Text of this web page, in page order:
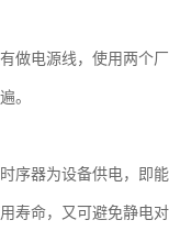
做电源线，使用两个
。
序器为设备供电，即
寿命，又可避免静电